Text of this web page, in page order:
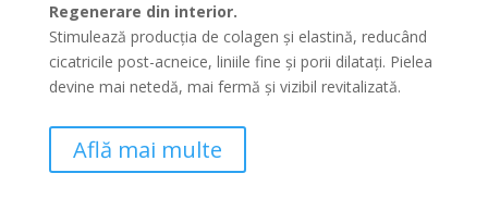
Regenerare din interior.
Stimulează producția de colagen și elastină, reducând
cicatricile post-acneice, liniile fine și porii dilatați. Pielea
devine mai netedă, mai fermă și vizibil revitalizată.
Află mai multe